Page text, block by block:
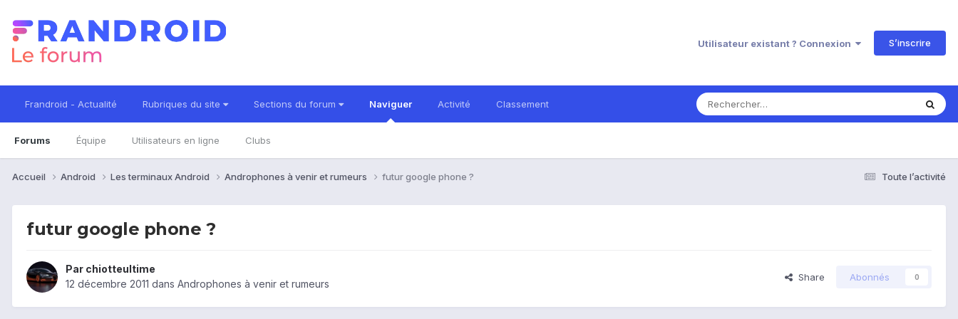
Utilisateur existant ? Connexion S’inscrire
Frandroid - Actualité Rubriques du site Sections du forum Naviguer
Forums Équipe Utilisateurs en ligne Clubs
Activité Classement
Toute l’activité
Accueil Android Les terminaux Android Androphones à venir et rumeurs futur google phone ?
futur google phone ?
Par chiotteultime
12 décembre 2011 dans Androphones à venir et rumeurs
Share Abonnés 0